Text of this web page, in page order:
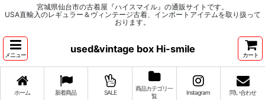
宮城県仙台市の古着屋『ハイスマイル』の通販サイトです。
USA直輸入のレギュラー＆ヴィンテージ古着、インポートアイテムを取り扱って
おります。
メニュー
used&vintage box Hi-smile
カート
ホーム 新着商品 SALE
商品カテゴリ一
覧
Instagram 問い合わせ